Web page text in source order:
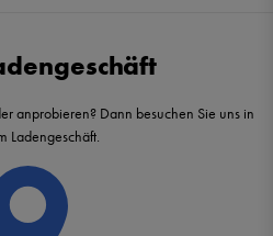
anprobieren? Dann besuchen Sie uns in
Ladengeschäft.